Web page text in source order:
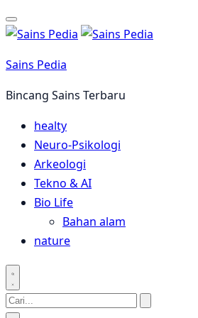
Langsung
ke
Sains Pedia
Bincang Sains Terbaru
healty
Neuro-Psikologi
Arkeologi
Tekno & AI
Bio Life
Bahan alam
nature